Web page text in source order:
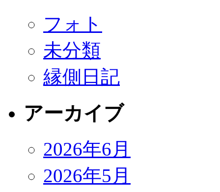
フォト
未分類
縁側日記
アーカイブ
2026年6月
2026年5月